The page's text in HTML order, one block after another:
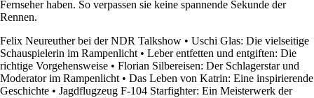
Fernseher haben. So verpassen sie keine spannende Sekunde der
Rennen.
Felix Neureuther bei der NDR Talkshow • Uschi Glas: Die vielseitige
Schauspielerin im Rampenlicht • Leber entfetten und entgiften: Die
richtige Vorgehensweise • Florian Silbereisen: Der Schlagerstar und
Moderator im Rampenlicht • Das Leben von Katrin: Eine inspirierende
Geschichte • Jagdflugzeug F-104 Starfighter: Ein Meisterwerk der